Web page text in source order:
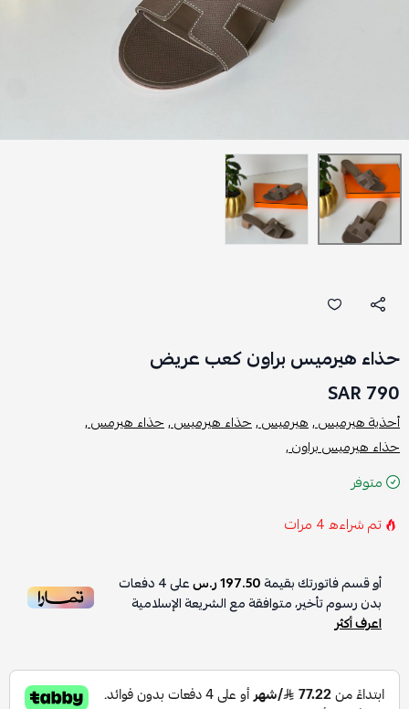
حذاء هيرميس براون كعب عريض
790 SAR
أحذية هيرميس ,هيرميس ,حذاء هيرميس ,حذاء هيرمس ,
حذاء هيرميس براون ,
متوفر
تم شراءه4 مرات
أو قسم فاتورتك بقيمة197.50 ر.س على4دفعات
بدون رسوم تأخير، متوافقة مع الشريعة الإسلامية
اعرف أكثر